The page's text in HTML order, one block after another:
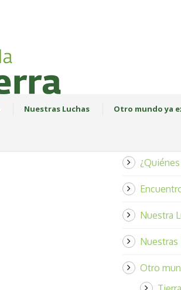
Nuestras Luchas Otro mundo ya
Nuestra
Nuestras
Otro